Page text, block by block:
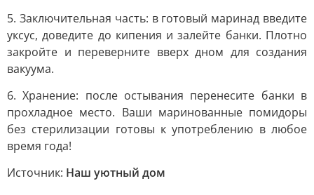
5. Заключительная часть: в готовый маринад введите
уксус, доведите до кипения и залейте банки. Плотно
закройте и переверните вверх дном для создания
вакуума.
6. Хранение: после остывания перенесите банки в
прохладное место. Ваши маринованные помидоры
без стерилизации готовы к употреблению в любое
время года!
Источник: Наш уютный дом